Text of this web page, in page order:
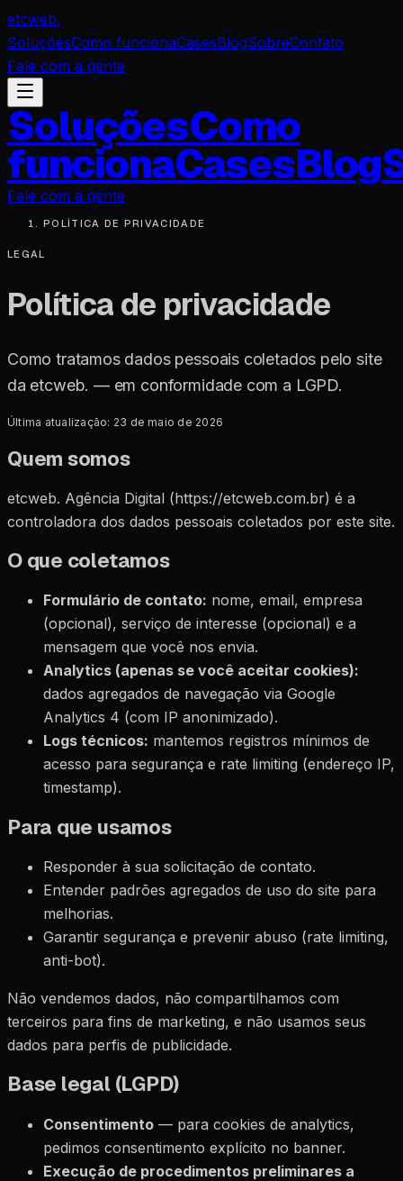
etcweb.
SoluçõesComo funcionaCasesBlogSobreContato
Fale com a gente
SoluçõesComo
funcionaCasesBlog
Fale com a gente
POLÍTICA DE PRIVACIDADE
LEGAL
Política de privacidade
Como tratamos dados pessoais coletados pelo site
da etcweb. — em conformidade com a LGPD.
Última atualização: 23 de maio de 2026
Quem somos
etcweb. Agência Digital (https://etcweb.com.br) é a
controladora dos dados pessoais coletados por este site.
O que coletamos
Formulário de contato: nome, email, empresa
(opcional), serviço de interesse (opcional) e a
mensagem que você nos envia.
Analytics (apenas se você aceitar cookies):
dados agregados de navegação via Google
Analytics 4 (com IP anonimizado).
Logs técnicos: mantemos registros mínimos de
acesso para segurança e rate limiting (endereço IP,
timestamp).
Para que usamos
Responder à sua solicitação de contato.
Entender padrões agregados de uso do site para
melhorias.
Garantir segurança e prevenir abuso (rate limiting,
anti-bot).
Não vendemos dados, não compartilhamos com
terceiros para fins de marketing, e não usamos seus
dados para perfis de publicidade.
Base legal (LGPD)
Consentimento — para cookies de analytics,
pedimos consentimento explícito no banner.
Execução de procedimentos preliminares a